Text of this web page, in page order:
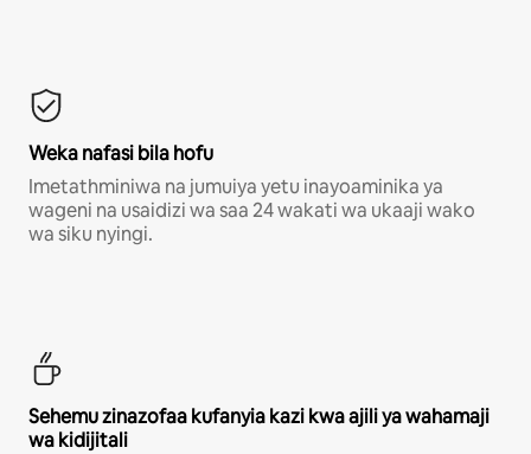
Weka nafasi bila hofu
Imetathminiwa na jumuiya yetu inayoaminika ya
wageni na usaidizi wa saa 24 wakati wa ukaaji wako
wa siku nyingi.
Sehemu zinazofaa kufanyia kazi kwa ajili ya wahamaji
wa kidijitali